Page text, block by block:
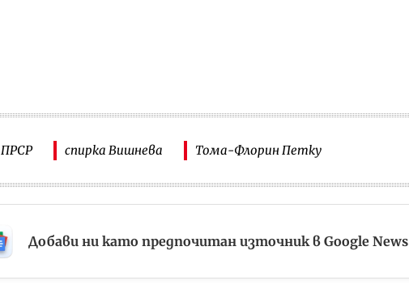
ПРСР спирка Вишнева Тома-Флорин Петку
Добави ни като предпочитан източник в Google News